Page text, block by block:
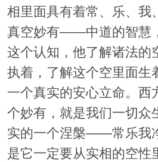
相里面具有着常、乐、我
真空妙有——中道的智慧
这个认知，他了解诸法的
执着，了解这个空里面生
一个真实的安心立命。西
个妙有，就是我们一切众
实的一个涅槃——常乐我
是它一定要从实相的空性